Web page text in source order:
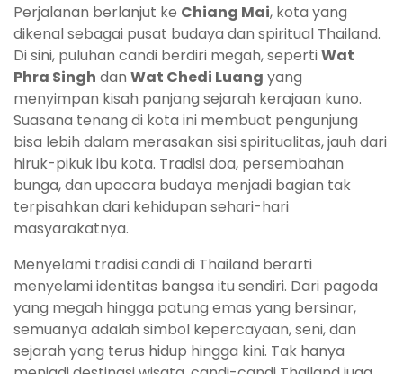
Perjalanan berlanjut ke Chiang Mai, kota yang
dikenal sebagai pusat budaya dan spiritual Thailand.
Di sini, puluhan candi berdiri megah, sepertiWat
Phra Singh dan Wat Chedi Luang yang
menyimpan kisah panjang sejarah kerajaan kuno.
Suasana tenang di kota ini membuat pengunjung
bisa lebih dalam merasakan sisi spiritualitas, jauh dari
hiruk-pikuk ibu kota. Tradisi doa, persembahan
bunga, dan upacara budaya menjadi bagian tak
terpisahkan dari kehidupan sehari-hari
masyarakatnya.
Menyelami tradisi candi di Thailand berarti
menyelami identitas bangsa itu sendiri. Dari pagoda
yang megah hingga patung emas yang bersinar,
semuanya adalah simbol kepercayaan, seni, dan
sejarah yang terus hidup hingga kini. Tak hanya